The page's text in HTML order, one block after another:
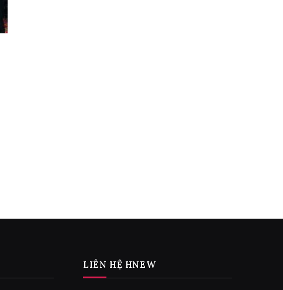
LIÊN HỆ HNEW